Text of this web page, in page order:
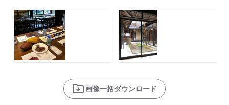
画像一括ダウンロード